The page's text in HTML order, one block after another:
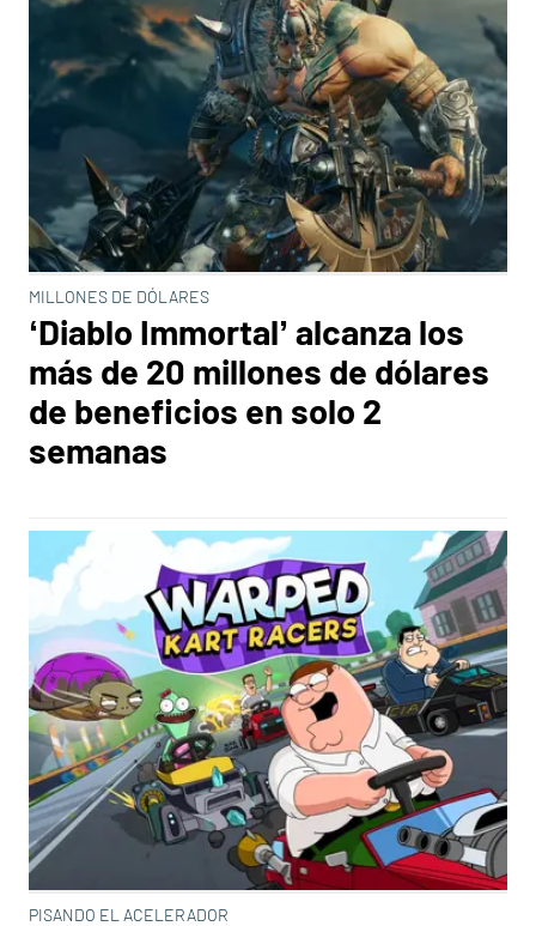
MILLONES DE DÓLARES
‘Diablo Immortal’ alcanza los
más de 20 millones de dólares
de beneficios en solo 2
semanas
PISANDO EL ACELERADOR